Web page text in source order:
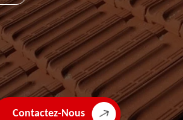
Contactez-Nous